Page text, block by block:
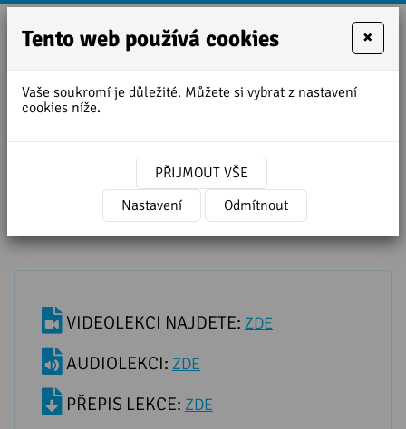
950
YOU? pro úplné začátečníky
VIDEOLEKCI NAJDETE: ZDE
AUDIOLEKCI: ZDE
PŘEPIS LEKCE: ZDE
Tento web používá cookies ×
Vaše soukromí je důležité. Můžete si vybrat z nastavení
cookies níže.
PŘIJMOUT VŠE
Nastavení
Odmítnout